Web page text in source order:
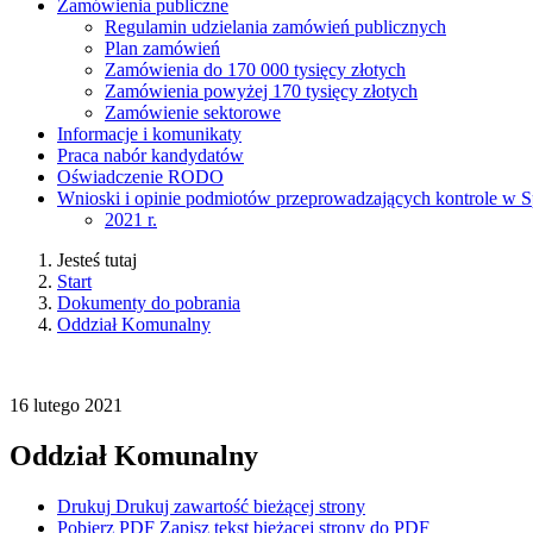
Zamówienia publiczne
Regulamin udzielania zamówień publicznych
Plan zamówień
Zamówienia do 170 000 tysięcy złotych
Zamówienia powyżej 170 tysięcy złotych
Zamówienie sektorowe
Informacje i komunikaty
Praca nabór kandydatów
Oświadczenie RODO
Wnioski i opinie podmiotów przeprowadzających kontrole w
2021 r.
Jesteś tutaj
Start
Dokumenty do pobrania
Oddział Komunalny
16 lutego 2021
Oddział Komunalny
Drukuj Drukuj zawartość bieżącej strony
Pobierz PDF Zapisz tekst bieżącej strony do PDF